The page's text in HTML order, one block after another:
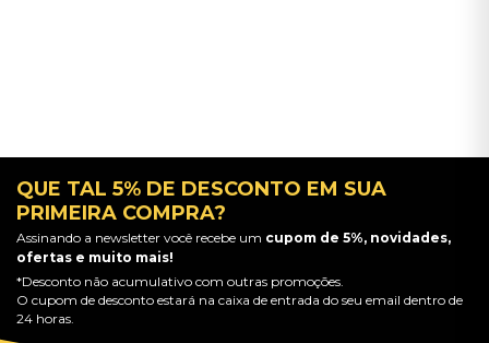
QUE TAL 5% DE DESCONTO EM SUA
PRIMEIRA COMPRA?
Assinando a newsletter você recebe um cupom de 5%, novidades,
ofertas e muito mais!
*Desconto não acumulativo com outras promoções.
O cupom de desconto estará na caixa de entrada do seu email dentro de
24 horas.